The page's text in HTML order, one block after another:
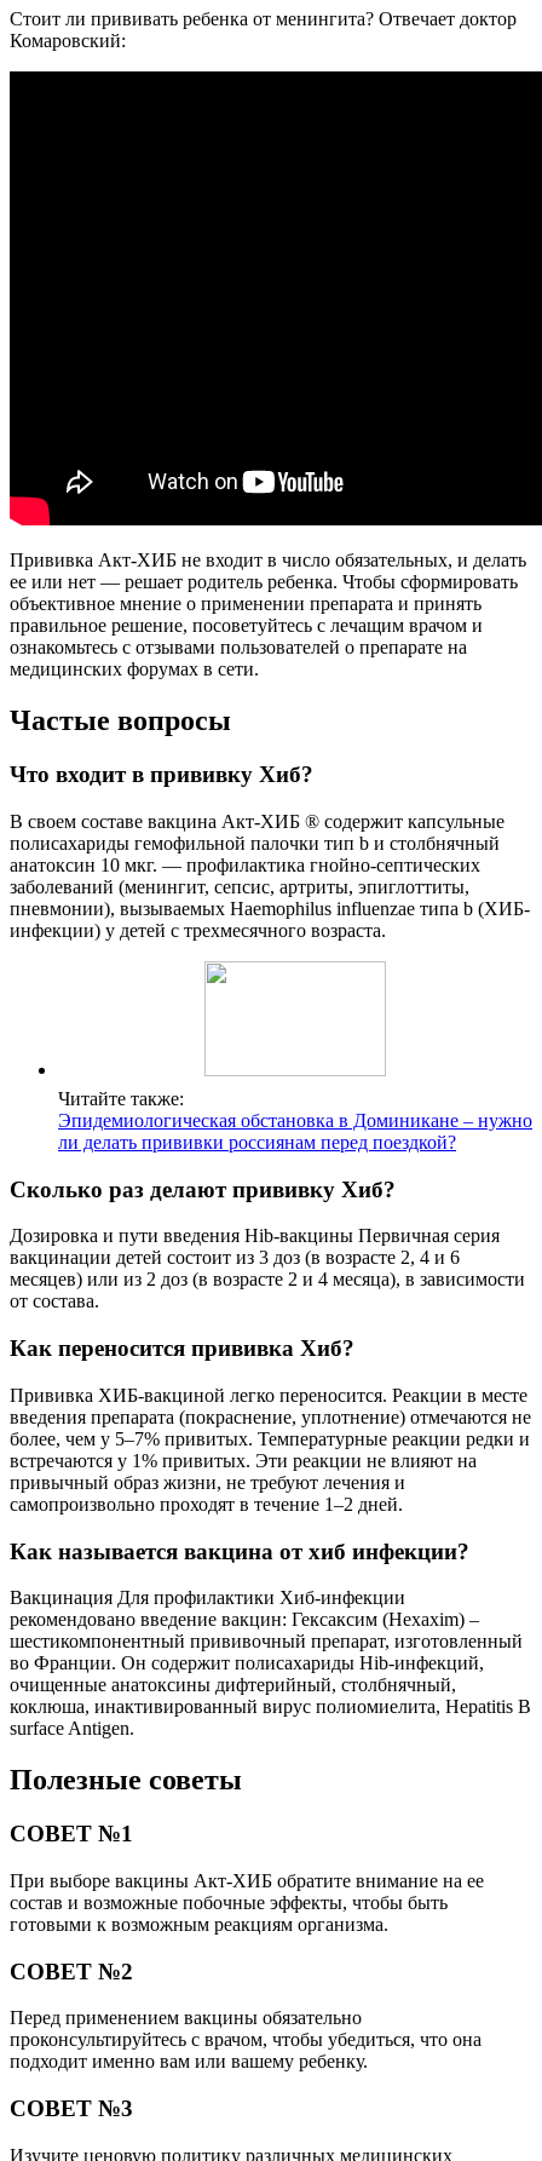
Стоит ли прививать ребенка от менингита? Отвечает доктор
Комаровский:
Прививка Акт-ХИБ не входит в число обязательных, и делать
ее или нет — решает родитель ребенка. Чтобы сформировать
объективное мнение о применении препарата и принять
правильное решение, посоветуйтесь с лечащим врачом и
ознакомьтесь с отзывами пользователей о препарате на
медицинских форумах в сети.
Частые вопросы
Что входит в прививку Хиб?
В своем составе вакцина Акт-ХИБ ® содержит капсульные
полисахариды гемофильной палочки тип b и столбнячный
анатоксин 10 мкг. — профилактика гнойно-септических
заболеваний (менингит, сепсис, артриты, эпиглоттиты,
пневмонии), вызываемых Haemophilus influenzae типа b (ХИБ-
инфекции) у детей с трехмесячного возраста.
Читайте также:
Эпидемиологическая обстановка в Доминикане – нужно
ли делать прививки россиянам перед поездкой?
Сколько раз делают прививку Хиб?
Дозировка и пути введения Hib-вакцины Первичная серия
вакцинации детей состоит из 3 доз (в возрасте 2, 4 и 6
месяцев) или из 2 доз (в возрасте 2 и 4 месяца), в зависимости
от состава.
Как переносится прививка Хиб?
Прививка ХИБ-вакциной легко переносится. Реакции в месте
введения препарата (покраснение, уплотнение) отмечаются не
более, чем у 5–7% привитых. Температурные реакции редки и
встречаются у 1% привитых. Эти реакции не влияют на
привычный образ жизни, не требуют лечения и
самопроизвольно проходят в течение 1–2 дней.
Как называется вакцина от хиб инфекции?
Вакцинация Для профилактики Хиб-инфекции
рекомендовано введение вакцин: Гексаксим (Hexaxim) –
шестикомпонентный прививочный препарат, изготовленный
во Франции. Он содержит полисахариды Hib-инфекций,
очищенные анатоксины дифтерийный, столбнячный,
коклюша, инактивированный вирус полиомиелита, Hepatitis B
surface Antigen.
Полезные советы
СОВЕТ №1
При выборе вакцины Акт-ХИБ обратите внимание на ее
состав и возможные побочные эффекты, чтобы быть
готовыми к возможным реакциям организма.
СОВЕТ №2
Перед применением вакцины обязательно
проконсультируйтесь с врачом, чтобы убедиться, что она
подходит именно вам или вашему ребенку.
СОВЕТ №3
Изучите ценовую политику различных медицинских